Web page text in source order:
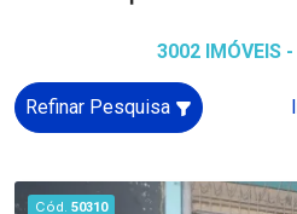
3002 IMÓVEIS
Refinar Pesquisa
Cód. 50310